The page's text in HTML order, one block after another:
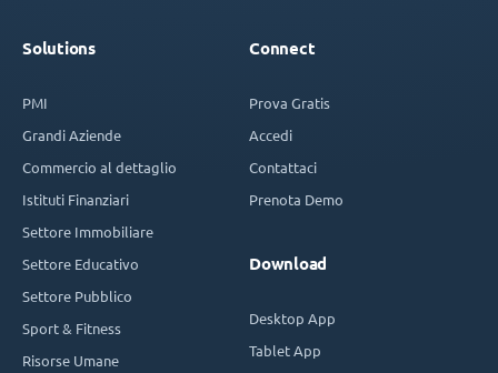
Solutions
PMI
Grandi Aziende
Commercio al dettaglio
Istituti Finanziari
Settore Immobiliare
Settore Educativo
Settore Pubblico
Sport & Fitness
Risorse Umane
Connect
Prova Gratis
Accedi
Contattaci
Prenota Demo
Download
Desktop App
Tablet App